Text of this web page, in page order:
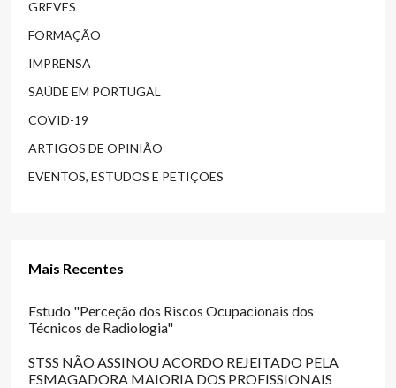
GREVES
FORMAÇÃO
IMPRENSA
SAÚDE EM PORTUGAL
COVID-19
ARTIGOS DE OPINIÃO
EVENTOS, ESTUDOS E PETIÇÕES
Mais Recentes
Estudo "Perceção dos Riscos Ocupacionais dos
Técnicos de Radiologia"
STSS NÃO ASSINOU ACORDO REJEITADO PELA
ESMAGADORA MAIORIA DOS PROFISSIONAIS